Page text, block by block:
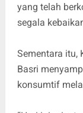
yang telah
segala
Sementara itu,
Basri
konsumtif